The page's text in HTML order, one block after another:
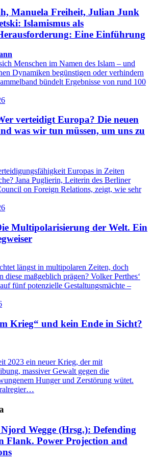
Manuela Freiheit, Julian Junk
Islamismus als
Eine Einführung
Menschen im Namen des Islam – und
Dynamiken begünstigen oder verhindern
bündelt Ergebnisse von rund 100
verteidigt Europa? Die neuen
was wir tun müssen, um uns zu
Europas in Zeiten
Jana Puglierin, Leiterin des Berliner
on Foreign Relations, zeigt, wie sehr
Multipolarisierung der Welt. Ein
längst in multipolaren Zeiten, doch
diese maßgeblich prägen? Volker Perthes‘
fünf potenzielle Gestaltungsmächte –
Krieg“ und kein Ende in Sicht?
2023 ein neuer Krieg, der mit
massiver Gewalt gegen die
Hunger und Zerstörung wütet.
Wegge (Hrsg.): Defending
Flank. Power Projection and